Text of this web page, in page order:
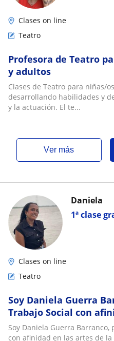
Clases on line
Teatro
Profesora de Teatro
y adultos
Clases de Teatro para niñas/
desarrollando habilidades y
y la actuación. El te...
ver más
1ª clase
Daniela
Clases on line
Teatro
Soy Daniela Guerra
Trabajo Social con
actuación
Soy Daniela Guerra
con afinidad en las artes de la